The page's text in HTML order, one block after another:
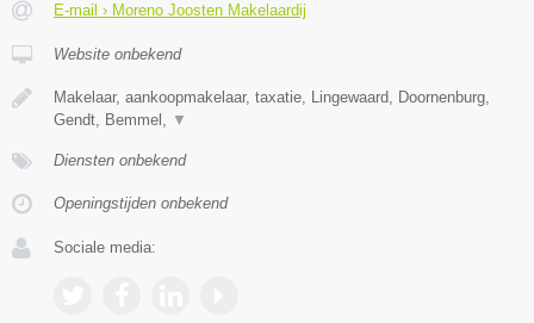
E-mail › Moreno Joosten Makelaardij
Website onbekend
Makelaar, aankoopmakelaar, taxatie, Lingewaard, Doornenburg,
Gendt, Bemmel, ▼
Diensten onbekend
Openingstijden onbekend
Sociale media: